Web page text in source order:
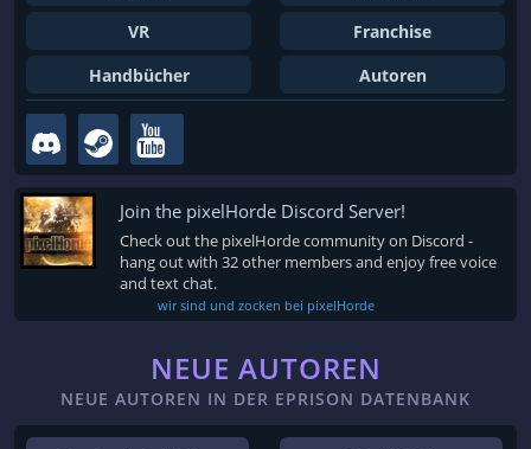
VR
Franchise
Handbücher
Autoren
Join the pixelHorde Discord Server!
Check out the pixelHorde community on Discord -
hang out with 32 other members and enjoy free voice
and text chat.
wir sind und zocken bei pixelHorde
NEUE AUTOREN
NEUE AUTOREN IN DER EPRISON DATENBANK